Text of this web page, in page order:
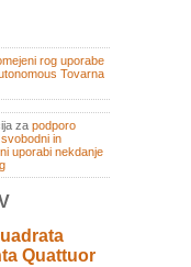
rog uporabe
Tovarna
za podporo
in
uporabi nekdanje
Quattuor